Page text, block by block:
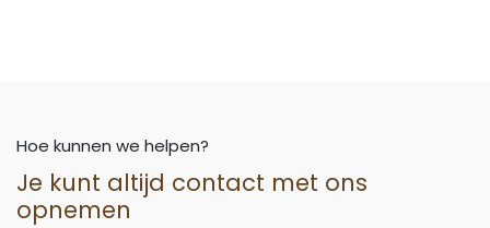
Hoe kunnen we helpen?
Je kunt altijd contact met ons
opnemen